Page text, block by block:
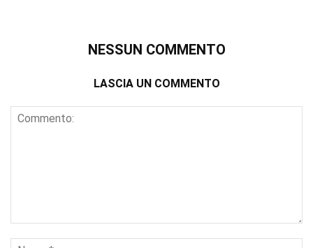
NESSUN COMMENTO
LASCIA UN COMMENTO